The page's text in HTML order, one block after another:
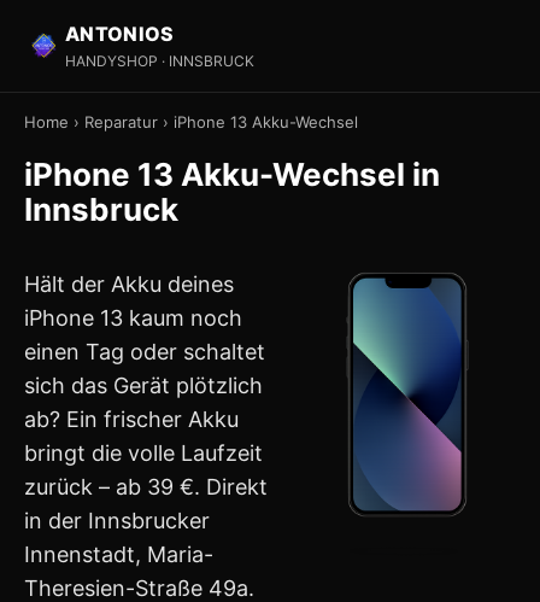
ANTONIOS
HANDYSHOP · INNSBRUCK
Home › Reparatur › iPhone 13 Akku-Wechsel
iPhone 13 Akku-Wechsel in
Innsbruck
Hält der Akku deines
iPhone 13 kaum noch
einen Tag oder schaltet
sich das Gerät plötzlich
ab? Ein frischer Akku
bringt die volle Laufzeit
zurück – ab 39 €. Direkt
in der Innsbrucker
Innenstadt, Maria-
Theresien-Straße 49a.